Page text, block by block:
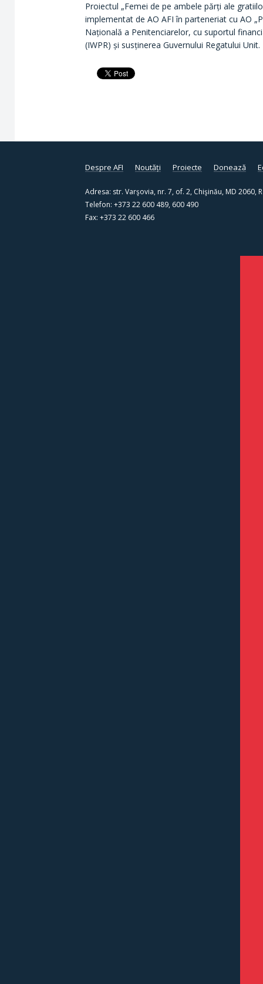
Proiectul „Femei de pe ambele părți ale
implementat de AO AFI în parteneriat cu AO
Națională a Penitenciarelor, cu suportul
(IWPR) și susținerea Guvernului Regatului Unit.
Despre AFI Noutăți Proiecte Donează
Adresa: str. Varşovia, nr. 7, of. 2, Chişinău, MD 2060,
Telefon: +373 22 600 489, 600 490
Fax: +373 22 600 466